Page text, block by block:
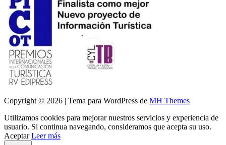
Copyright © 2026 | Tema para WordPress de MH Themes
Utilizamos cookies para mejorar nuestros servicios y experiencia de
usuario. Si continua navegando, consideramos que acepta su uso.
Aceptar Leer más